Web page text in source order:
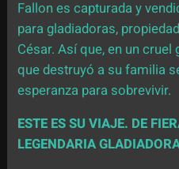
Fallon es capturada y
para gladiadoras,
César. Así que, en un
que destruyó a su familia
esperanza para sobrevivir.
ESTE ES SU VIAJE. DE
LEGENDARIA